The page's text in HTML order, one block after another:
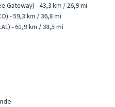
Gateway) - 43,3 km / 26,9 mi
- 59,3 km / 36,8 mi
- 61,9 km / 38,5 mi